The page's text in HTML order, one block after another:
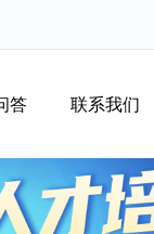
答 联系我们